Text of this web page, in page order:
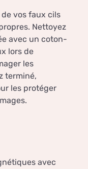
vos faux cils
Nettoyez
avec un coton-
lors de
les
terminé,
les protéger
avec